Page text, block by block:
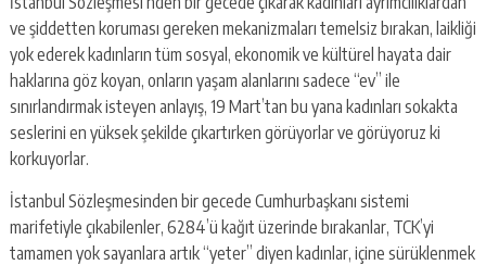
ve şiddetten koruması gereken mekanizmaları temelsiz bırakan, laikliği
yok ederek kadınların tüm sosyal, ekonomik ve kültürel hayata dair
haklarına göz koyan, onların yaşam alanlarını sadece “ev” ile
sınırlandırmak isteyen anlayış, 19 Mart’tan bu yana kadınları sokakta
seslerini en yüksek şekilde çıkartırken görüyorlar ve görüyoruz ki
korkuyorlar.
İstanbul Sözleşmesinden bir gecede Cumhurbaşkanı sistemi
marifetiyle çıkabilenler, 6284’ü kağıt üzerinde bırakanlar, TCK’yi
tamamen yok sayanlara artık “yeter” diyen kadınlar, içine sürüklenmek